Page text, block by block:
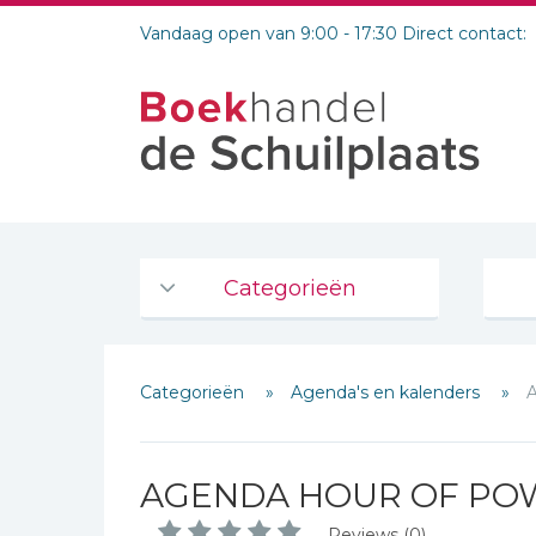
Vandaag open van 9:00 - 17:30 Direct contact:
Categorieën
De Bijbel
Bijbelse Dagboeken 2026
Bijbelstudie groepen
Categorieën Agenda's en kalenders
AGENDA HOUR OF